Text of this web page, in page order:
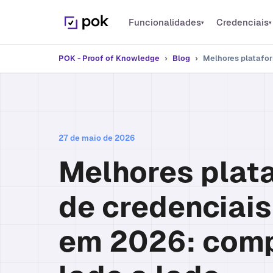
Funcionalidades▾
Conecte suas plataformas
Credenciais▾
POK - Proof of Knowledge › Blog › Melhores
27 de maio de 2026
Melhores
de
em 2026: